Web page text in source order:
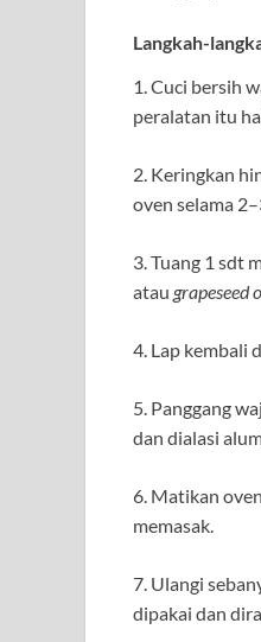
Langkah-
1. Cuci bersih
peralatan itu
2. Keringkan
oven selama
3. Tuang 1 sdt
atau grapeseed
4. Lap kembali
5. Panggang
dan dialasi
6. Matikan
memasak.
7. Ulangi
dipakai dan